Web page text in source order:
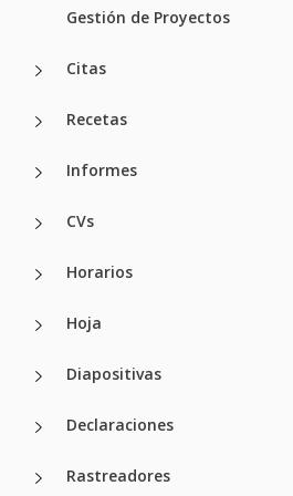
Gestión de Proyectos
Citas
Recetas
Informes
CVs
Horarios
Hoja
Diapositivas
Declaraciones
Rastreadores